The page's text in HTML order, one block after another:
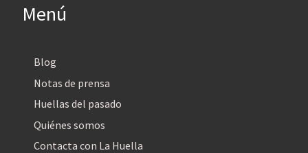
Menú
Blog
Notas de prensa
Huellas del pasado
Quiénes somos
Contacta con La Huella